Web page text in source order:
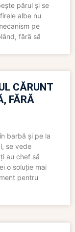
părul și se
albe nu
pe
fără să
CĂRUNT
FĂRĂ
barbă și pe la
se vede
au chef să
o soluție mai
pentru